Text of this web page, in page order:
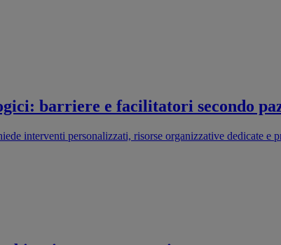
barriere e facilitatori secondo
interventi personalizzati, risorse organizzative dedicate